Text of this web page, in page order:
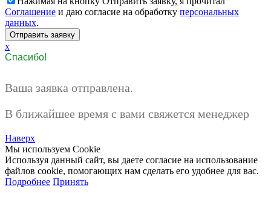
Соглашение и даю согласие на обработку персональных
данных.
x
Спасибо!
Ваша заявка отправлена.
В ближайшее время с вами свяжется менеджер
Наверх
Мы используем Cookie
Используя данный сайт, вы даете согласие на использование
файлов cookie, помогающих нам сделать его удобнее для вас.
Подробнее Принять